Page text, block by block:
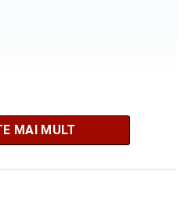
peste 200 de cadre
MAI MULT